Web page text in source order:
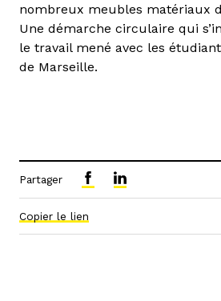
nombreux meubles matériaux
Une démarche circulaire qui
le travail mené avec les
de Marseille.
Partager
Copier le lien